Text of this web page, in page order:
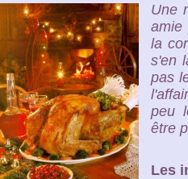
Une
amie
la
s'en
pas
peu
être
Les